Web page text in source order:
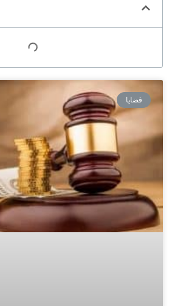
قضايا